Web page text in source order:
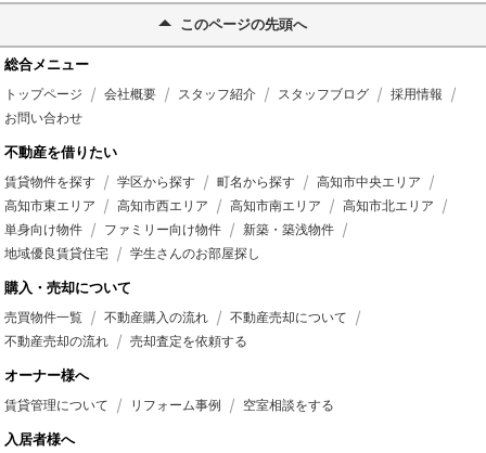
このページの先頭へ
総合メニュー
トップページ 会社概要 スタッフ紹介 スタッフブログ
採用情報
お問い合わせ
不動産を借りたい
賃貸物件を探す 学区から探す 町名から探す
高知市中央エリア
高知市東エリア
高知市西エリア 高知市南エリア
高知市北エリア
単身向け物件
ファミリー向け物件
新築・築浅物件
地域優良賃貸住宅
学生さんのお部屋探し
購入・売却について
売買物件一覧 不動産購入の流れ
不動産売却について
不動産売却の流れ
売却査定を依頼する
オーナー様へ
賃貸管理について リフォーム事例 空室相談をする
入居者様へ